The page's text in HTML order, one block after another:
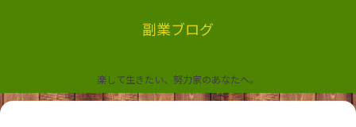
副業ブログ
楽して生きたい、努力家のあなたへ。